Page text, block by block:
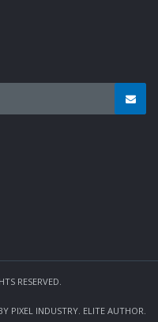
RESERVED.
PIXEL INDUSTRY. ELITE AUTHOR.